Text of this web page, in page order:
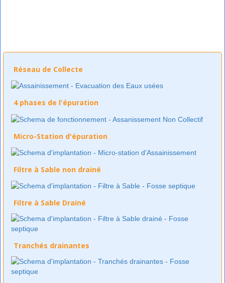
Réseau de Collecte
4 phases de l'épuration
Micro-Station d'épuration
Filtre à Sable non drainé
Filtre à Sable Drainé
Tranchés drainantes